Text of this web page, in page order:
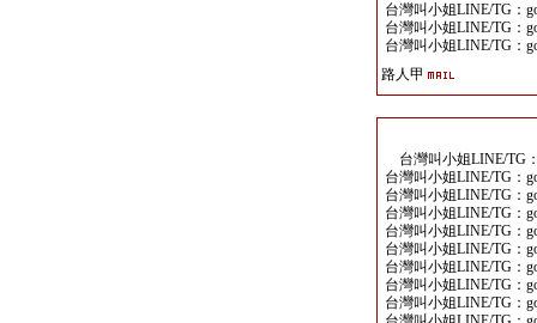
台灣叫小姐LINE/TG：
台灣叫小姐LINE/TG：
台灣叫小姐LINE/TG：
路人甲
台灣叫小姐LINE/TG
台灣叫小姐LINE/TG：
台灣叫小姐LINE/TG：
台灣叫小姐LINE/TG：
台灣叫小姐LINE/TG：
台灣叫小姐LINE/TG：
台灣叫小姐LINE/TG：
台灣叫小姐LINE/TG：
台灣叫小姐LINE/TG：